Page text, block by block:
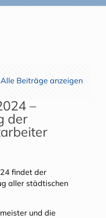
Alle Beiträge anzeigen
–
der
findet der
aller städtischen
und die